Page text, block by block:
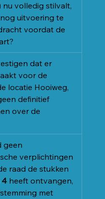
nu volledig stilvalt,
uitvoering te
voordat de
dat er
voor de
locatie Hooiweg,
definitief
over de
geen
verplichtingen
raad de stukken
4 heeft ontvangen,
met